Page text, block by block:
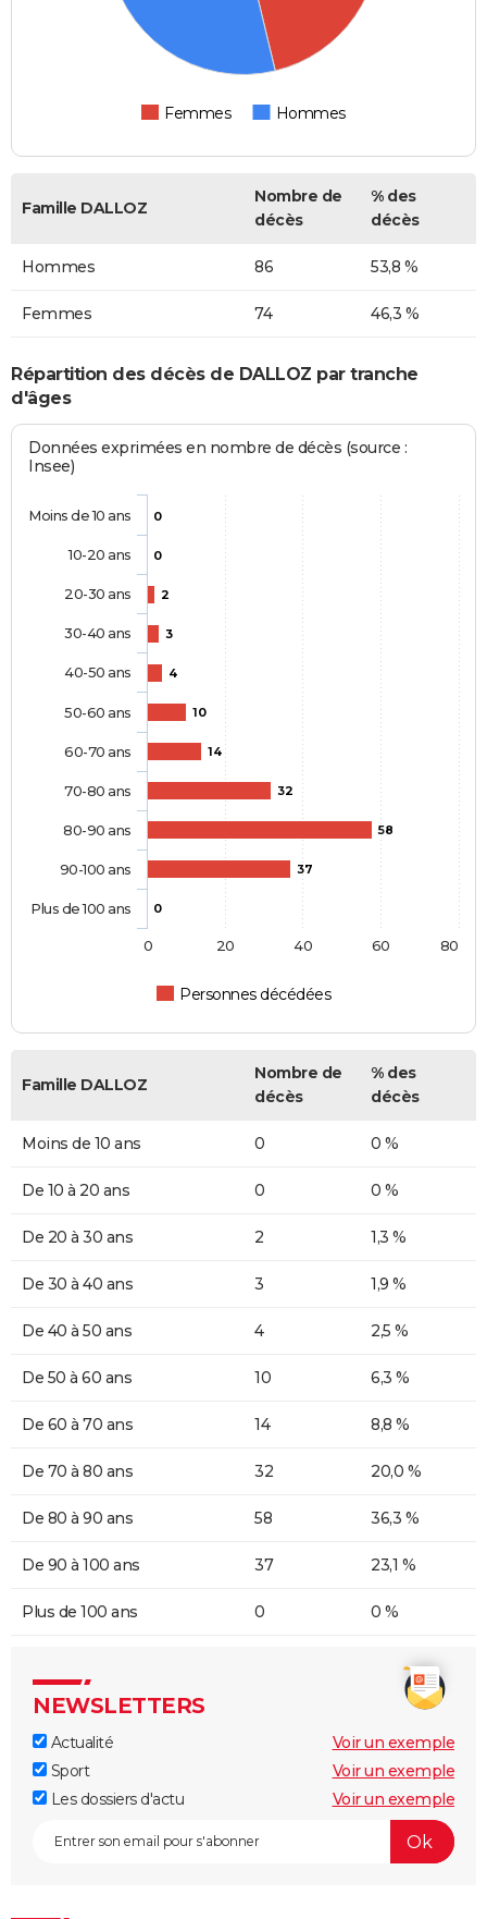
Femmes Hommes
Famille DALLOZ
Nombre de
décès
% des
décès
Hommes 86 53,8 %
Femmes 74 46,3 %
Répartition des décès de DALLOZ par tranche
d'âges
Données exprimées en nombre de décès (source :
Insee)
0
0
2
3
4
10
14
32
58
37
0
Personnes décédées
Moins de 10 ans
10-20 ans
20-30 ans
30-40 ans
40-50 ans
50-60 ans
60-70 ans
70-80 ans
80-90 ans
90-100 ans
Plus de 100 ans
0 20 40 60 80
Famille DALLOZ
Nombre de
décès
% des
décès
Moins de 10 ans 0 0 %
De 10 à 20 ans 0 0 %
De 20 à 30 ans 2 1,3 %
De 30 à 40 ans 3 1,9 %
De 40 à 50 ans 4 2,5 %
De 50 à 60 ans 10 6,3 %
De 60 à 70 ans 14 8,8 %
De 70 à 80 ans 32 20,0 %
De 80 à 90 ans 58 36,3 %
De 90 à 100 ans 37 23,1 %
Plus de 100 ans 0 0 %
NEWSLETTERS
Actualité
Voir un exemple
Sport
Voir un exemple
Les dossiers d'actu
Voir un exemple